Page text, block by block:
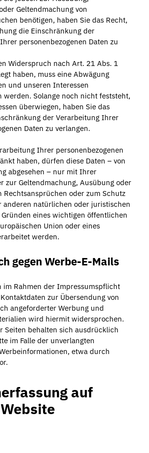
Geltendmachung von
benötigen, haben Sie das Recht,
die Einschränkung der
personenbezogenen Daten zu
Widerspruch nach Art. 21 Abs. 1
haben, muss eine Abwägung
und unseren Interessen
werden. Solange noch nicht feststeht,
überwiegen, haben Sie das
der Verarbeitung Ihrer
Daten zu verlangen.
Ihrer personenbezogenen
haben, dürfen diese Daten – von
abgesehen – nur mit Ihrer
zur Geltendmachung, Ausübung oder
Rechtsansprüchen oder zum Schutz
anderen natürlichen oder juristischen
Gründen eines wichtigen öffentlichen
Union oder eines
werden.
gegen Werbe-E-Mails
im Rahmen der Impressumspflicht
zur Übersendung von
angeforderter Werbung und
wird hiermit widersprochen.
Seiten behalten sich ausdrücklich
im Falle der unverlangten
etwa durch
auf